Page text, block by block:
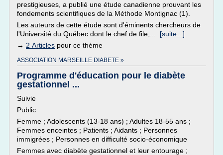
prestigieuses, a publié une étude canadienne prouvant les
fondements scientifiques de la Méthode Montignac (1).
Les auteurs de cette étude sont d'éminents chercheurs de
l'Université du Québec dont le chef de file,... [suite...]
→ 2 Articles pour ce thème
ASSOCIATION MARSEILLE DIABETE »
Programme d'éducation pour le diabète
gestationnel ...
Suivie
Public
Femme ; Adolescents (13-18 ans) ; Adultes 18-55 ans ;
Femmes enceintes ; Patients ; Aidants ; Personnes
immigrées ; Personnes en difficulté socio-économique
Femmes avec diabète gestationnel et leur entourage ;